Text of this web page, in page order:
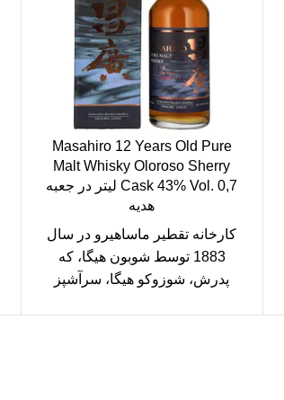
Masahiro 12 Years Old Pure
Malt Whisky Oloroso Sherry
Cask 43% Vol. 0,7 لیتر در جعبه
هدیه
کارخانه تقطیر ماساهیرو در سال
1883 توسط شوبون هیگا، که
پدرش، شوزوکو هیگا، سرآشپز